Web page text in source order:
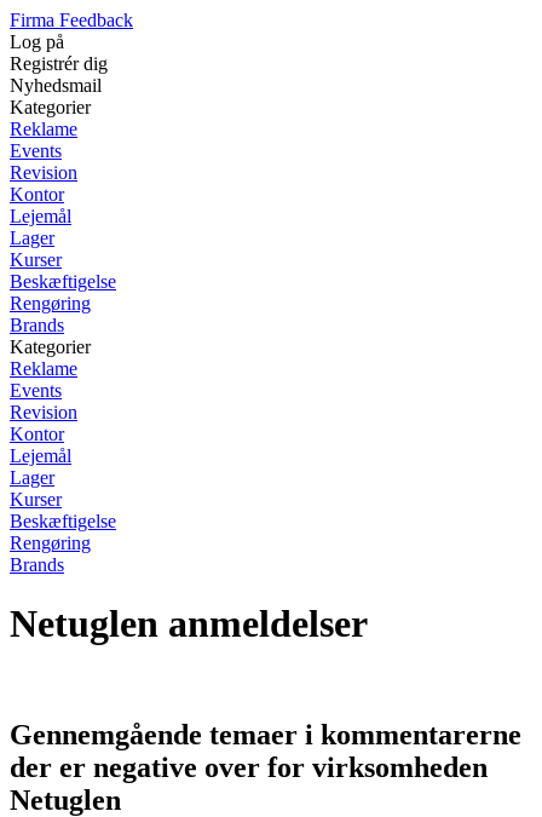
Firma Feedback
Log på
Registrér dig
Nyhedsmail
Kategorier
Reklame
Events
Revision
Kontor
Lejemål
Lager
Kurser
Beskæftigelse
Rengøring
Brands
Kategorier
Reklame
Events
Revision
Kontor
Lejemål
Lager
Kurser
Beskæftigelse
Rengøring
Brands
Netuglen anmeldelser
Gennemgående temaer i kommentarerne
der er negative over for virksomheden
Netuglen